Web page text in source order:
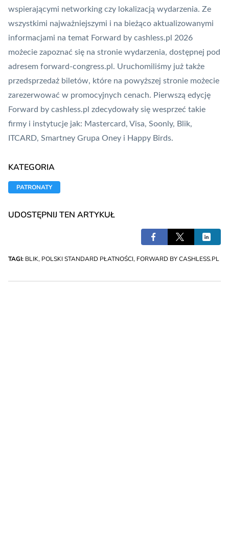
wspierającymi networking czy lokalizacją wydarzenia. Ze
wszystkimi najważniejszymi i na bieżąco aktualizowanymi
informacjami na temat Forward by cashless.pl 2026
możecie zapoznać się na stronie wydarzenia, dostępnej pod
adresem forward-congress.pl . Uruchomiliśmy już także
przedsprzedaż biletów, które na powyższej stronie możecie
zarezerwować w promocyjnych cenach. Pierwszą edycję
Forward by cashless.pl zdecydowały się wesprzeć takie
firmy i instytucje jak: Mastercard, Visa, Soonly, Blik,
ITCARD, Smartney Grupa Oney i Happy Birds.
KATEGORIA
PATRONATY
UDOSTĘPNIJ TEN ARTYKUŁ
TAGI: BLIK, POLSKI STANDARD PŁATNOŚCI, FORWARD BY CASHLESS.PL